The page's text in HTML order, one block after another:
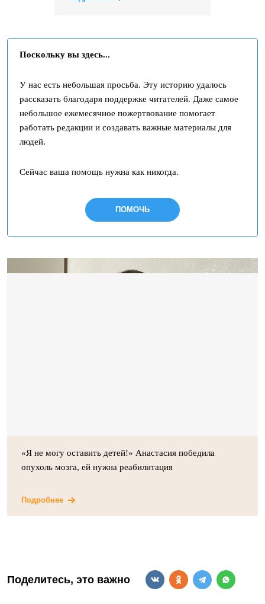
Поскольку вы здесь...
У нас есть небольшая просьба. Эту историю удалось
рассказать благодаря поддержке читателей. Даже самое
небольшое ежемесячное пожертвование помогает
работать редакции и создавать важные материалы для
людей.
Сейчас ваша помощь нужна как никогда.
ПОМОЧЬ
«Я не могу оставить детей!» Анастасия победила
опухоль мозга, ей нужна реабилитация
Подробнее
Поделитесь, это важно